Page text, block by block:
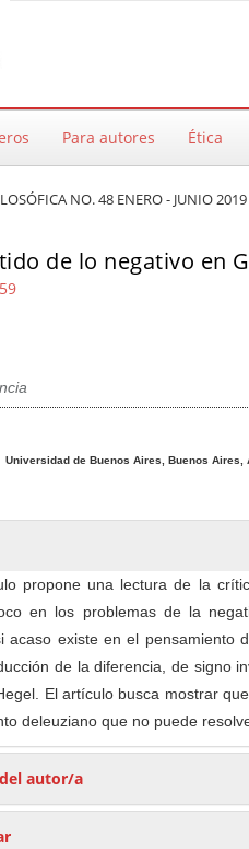
Para autores Ética
NO. 48 ENERO - JUNIO 2019
de lo negativo en
Universidad de Buenos Aires, Buenos Aires,
propone una lectura de la
en los problemas de la
acaso existe en el pensamiento
de la diferencia, de signo
El artículo busca mostrar
deleuziano que no puede
autor/a